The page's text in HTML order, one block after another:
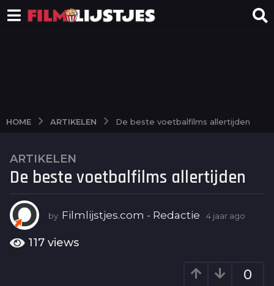
HOME ARTIKELEN De beste voetbalfilms allertijden
4
j
a
r
g
ARTIKELEN
De beste voetbalfilms allertijden
by Filmlijstjes.com - Redactie 4 jaar ago
a
117 views
0